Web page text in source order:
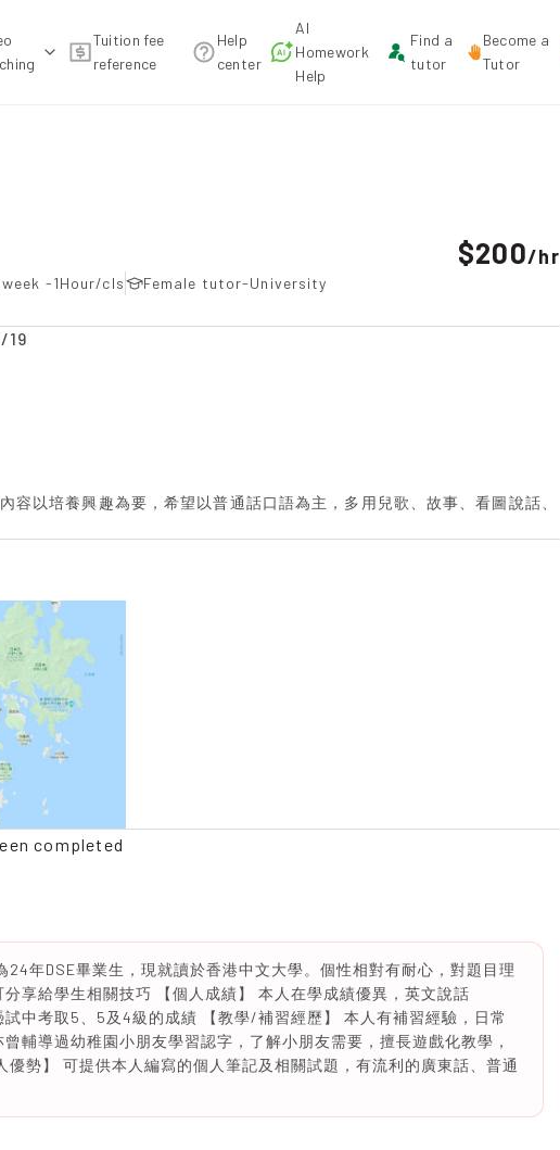
Tuition fee
reference
Help
center
AI
Homework
Help
Find a
tutor
Become a
Tutor
-1Hour/cls Female tutor-University
$200/hr
19
容以培養興趣為要，希望以普通話口語為主，多用兒歌、故事、看圖說話、
completed
24年DSE畢業生，現就讀於香港中文大學。個性相對有耐心，對題目理
享給學生相關技巧 【個人成績】 本人在學成績優異，英文說話
試中考取5、5及4級的成績 【教學/補習經歷】 本人有補習經驗，日常
輔導過幼稚園小朋友學習認字，了解小朋友需要，擅長遊戲化教學，
優勢】 可提供本人編寫的個人筆記及相關試題，有流利的廣東話、普通